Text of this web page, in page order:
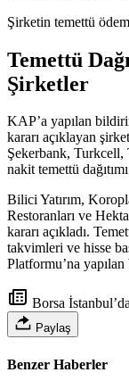
Şirketin temettü
Temettü
Şirketler
KAP’a yapılan
kararı açıklayan
Şekerbank, Turkcell,
nakit temettü
Bilici Yatırım,
Restoranları ve
kararı açıkladı.
takvimleri ve hisse
Platformu’na
Borsa
Paylaş
Benzer Haberler